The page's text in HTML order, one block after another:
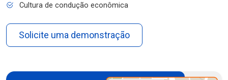
Cultura de condução econômica
Solicite uma demonstração